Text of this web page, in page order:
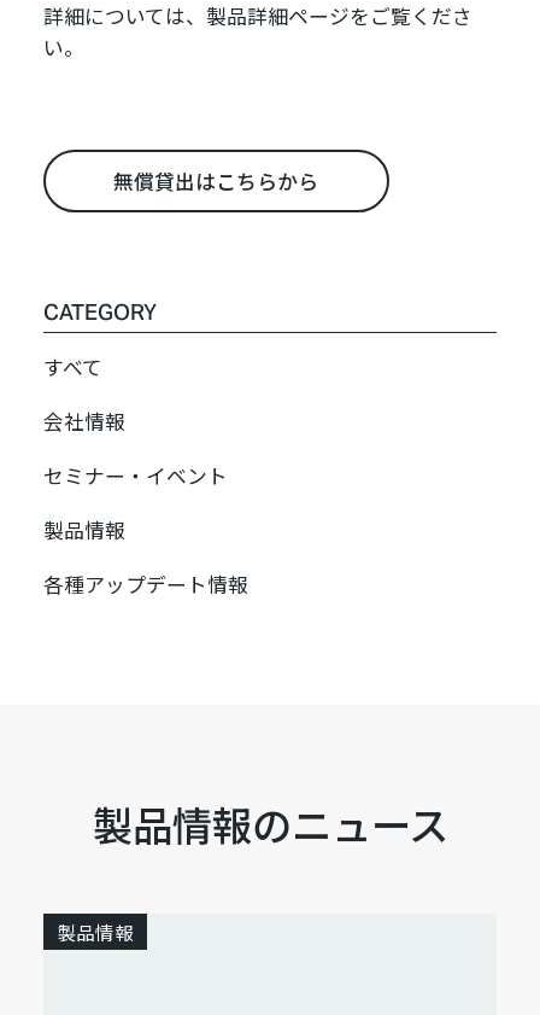
詳細については、 製品詳細ページをご覧くださ
い。
無償貸出はこちらから
CATEGORY
すべて
会社情報
セミナー・イベント
製品情報
各種アップデート情報
製品情報のニュース
製品情報